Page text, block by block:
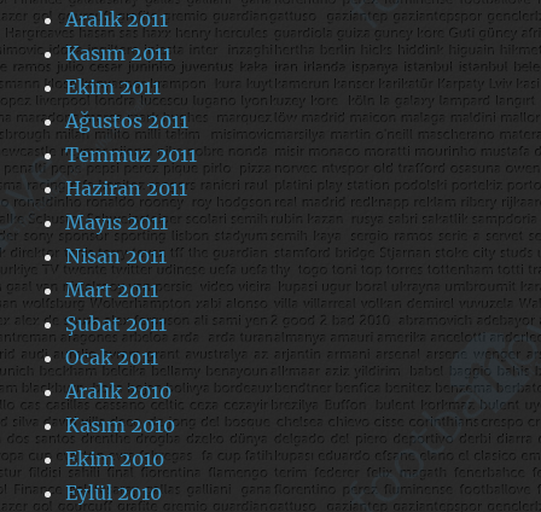
Aralık 2011
Kasım 2011
Ekim 2011
Ağustos 2011
Temmuz 2011
Haziran 2011
Mayıs 2011
Nisan 2011
Mart 2011
Şubat 2011
Ocak 2011
Aralık 2010
Kasım 2010
Ekim 2010
Eylül 2010